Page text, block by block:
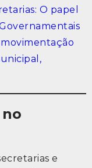
O papel
e